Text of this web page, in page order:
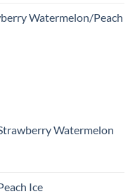
Watermelon/Peach
Watermelon
Ice